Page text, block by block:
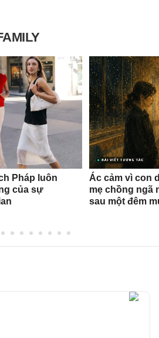
Pháp luôn
của sự
Ác cảm vì con
mẹ chồng ngã
sau một đêm